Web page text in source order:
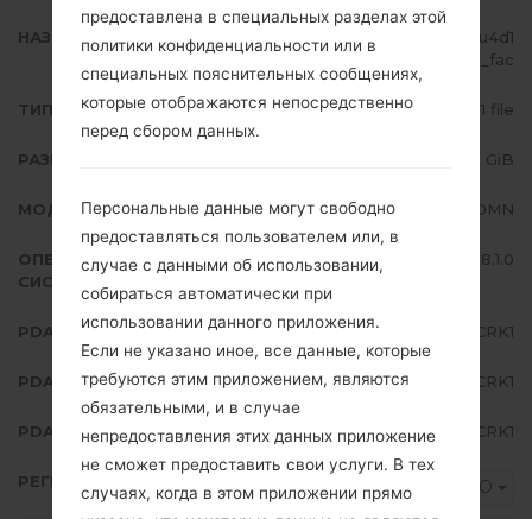
НАЗВАНИЕ ФАЙЛА
SM-J710MN_1_20181203082814_u4d1
f4bd1g_fac
ТИП ПРОШИВКИ 1 file
РАЗМЕР ФАЙЛА 2.09 GiB
МОДЕЛЬ Samsung SM-J710MN
ОПЕРАЦИОННАЯ
СИСТЕМА
Android Oreo 8.1.0
PDA/AP ВЕРСИЯ J710MNVJU4CRK1
PDA/AP ВЕРСИЯ J710MNUUB4CRK1
PDA/AP ВЕРСИЯ J710MNUBU4CRK1
РЕГИОН COO
предоставлена в специальных разделах этой
политики конфиденциальности или в
специальных пояснительных сообщениях,
которые отображаются непосредственно
перед сбором данных.
Персональные данные могут свободно
предоставляться пользователем или, в
случае с данными об использовании,
собираться автоматически при
использовании данного приложения.
Если не указано иное, все данные, которые
требуются этим приложением, являются
обязательными, и в случае
непредоставления этих данных приложение
не сможет предоставить свои услуги. В тех
случаях, когда в этом приложении прямо